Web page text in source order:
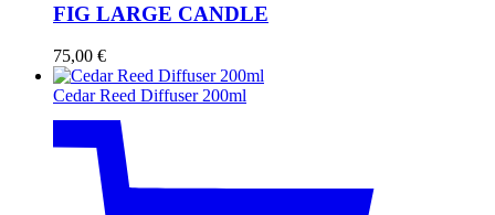
FIG LARGE CANDLE
75,00 €
Cedar Reed Diffuser 200ml